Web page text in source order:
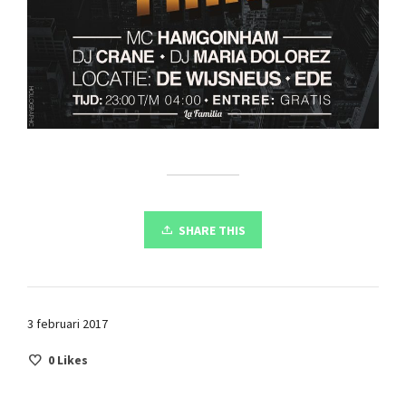
SHARE THIS
3 februari 2017
0 Likes